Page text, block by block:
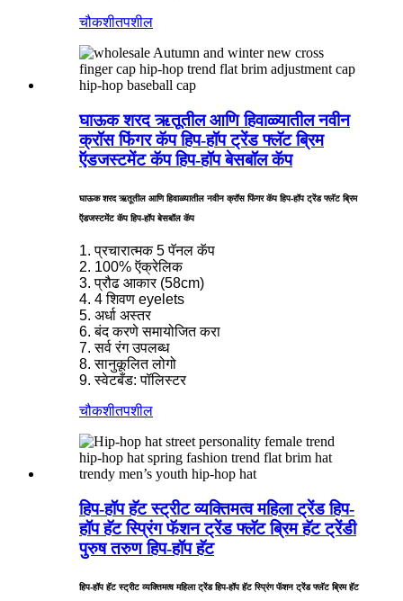
चौकशीतपशील
घाऊक शरद ऋतूतील आणि हिवाळ्यातील नवीन
क्रॉस फिंगर कॅप हिप-हॉप ट्रेंड फ्लॅट ब्रिम
ऍडजस्टमेंट कॅप हिप-हॉप बेसबॉल कॅप
घाऊक शरद ऋतूतील आणि हिवाळ्यातील नवीन क्रॉस फिंगर कॅप हिप-हॉप ट्रेंड फ्लॅट ब्रिम
ऍडजस्टमेंट कॅप हिप-हॉप बेसबॉल कॅप
1. प्रचारात्मक 5 पॅनल कॅप
2. 100% ऍक्रेलिक
3. प्रौढ आकार (58cm)
4. 4 शिवण eyelets
5. अर्धा अस्तर
6. बंद करणे समायोजित करा
7. सर्व रंग उपलब्ध
8. सानुकूलित लोगो
9. स्वेटबँड: पॉलिस्टर
चौकशीतपशील
हिप-हॉप हॅट स्ट्रीट व्यक्तिमत्व महिला ट्रेंड हिप-
हॉप हॅट स्प्रिंग फॅशन ट्रेंड फ्लॅट ब्रिम हॅट ट्रेंडी
पुरुष तरुण हिप-हॉप हॅट
हिप-हॉप हॅट स्ट्रीट व्यक्तिमत्व महिला ट्रेंड हिप-हॉप हॅट स्प्रिंग फॅशन ट्रेंड फ्लॅट ब्रिम हॅट